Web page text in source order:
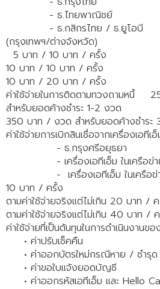
- ธ.ไทยพาณิชย์
- ธ.กสิกรไทย / ธ.ยูโอบี
(กรุงเทพฯ/ต่างจังหวัด)
5 บาท / 10 บาท / ครั้ง
10 บาท / 10 บาท / ครั้ง
10 บาท / 20 บาท / ครั้ง
ค่าใช้จ่ายในการติดตามทวงถามหนี้
สำหรับยอดค้างชำระ 1-2 งวด
350 บาท / งวด สำหรับยอดค้างชำระ
ค่าใช้จ่ายการเบิกสินเชื่อจากเครื่องเอทีเ
- ธ.กรุงศรีอยุธยา
- เครื่องเอทีเอ็ม ในเครือข่าย
- เครื่องเอทีเอ็ม ในเครือข่
10 บาท / ครั้ง
ตามค่าใช้จ่ายจริงแต่ไม่เกิน 20 บาท /
ตามค่าใช้จ่ายจริงแต่ไม่เกิน 40 บาท /
ค่าใช้จ่ายที่เป็นต้นทุนในการดำเนินงานข
• ค่าปรับเช็คคืน
• ค่าออกบัตรใหม่กรณีหาย / ชำรุด
• ค่าขอใบแจ้งยอดบัญชี
• ค่าออกรหัสเอทีเอ็ม และ Hello